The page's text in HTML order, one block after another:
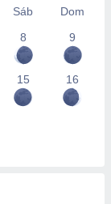
Sáb
Dom
8 9
15 16